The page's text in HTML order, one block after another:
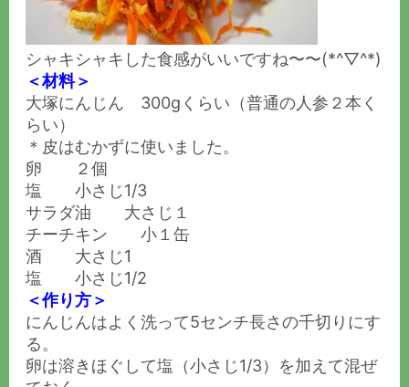
シャキシャキした食感がいいですね〜〜(*^▽^*)
＜材料＞
大塚にんじん 300gくらい（普通の人参２本く
らい）
＊皮はむかずに使いました。
卵 ２個
塩 小さじ1/3
サラダ油 大さじ１
チーチキン 小１缶
酒 大さじ1
塩 小さじ1/2
＜作り方＞
にんじんはよく洗って5センチ長さの千切りにす
る。
卵は溶きほぐして塩（小さじ1/3）を加えて混ぜ